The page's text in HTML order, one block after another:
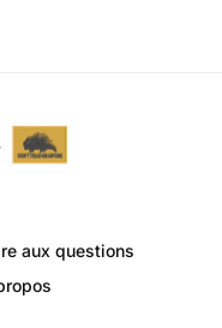
aux questions